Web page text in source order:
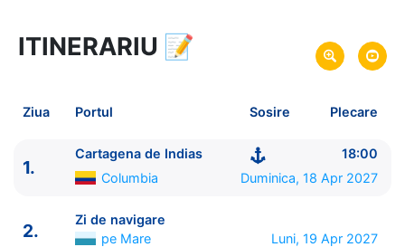
7 zile vacanta de croaziera in
Caraibe de Sud (fara SUA) -
Plecare pe 18 Apr 2027
din Cartagena de Indias,
Sosire pe 24 Apr 2027in Colon, Panama
Grandeur of the Seas
ITINERARIU 📝
Ziua Portul Sosire Plecare
1.
Cartagena de Indias
18:00
Columbia
Duminica, 18 Apr 2027
2.
Zi de navigare
pe Mare
Luni, 19 Apr 2027